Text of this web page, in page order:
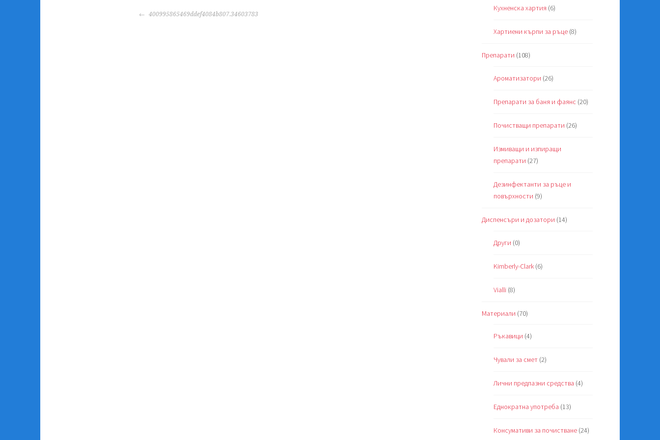
POST
400995865469ddef4084b807.34603783
Кухненска хартия (6)
Хартиени кърпи за ръце (8)
Препарати (108)
Ароматизатори (26)
Препарати за баня и фаянс (20)
Почистващи препарати (26)
Измиващи и изпиращи
препарати (27)
Дезинфектанти за ръце и
повърхности (9)
Диспенсъри и дозатори (14)
Други (0)
Kimberly-Clark (6)
Vialli (8)
Материали (70)
Ръкавици (4)
Чували за смет (2)
Лични предпазни средства (4)
Еднократна употреба (13)
Консумативи за почистване (24)